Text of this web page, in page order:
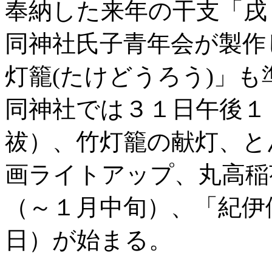
奉納した来年の干支「
同神社氏子青年会が製
灯籠(たけどうろう)」も
同神社では３１日午後
祓）、竹灯籠の献灯、
画ライトアップ、丸高
（～１月中旬）、「紀
日）が始まる。